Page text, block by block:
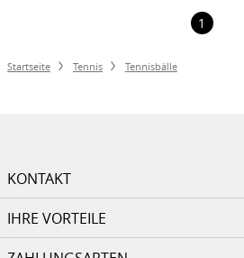
1
Startseite Tennis Tennisbälle
KONTAKT
IHRE VORTEILE